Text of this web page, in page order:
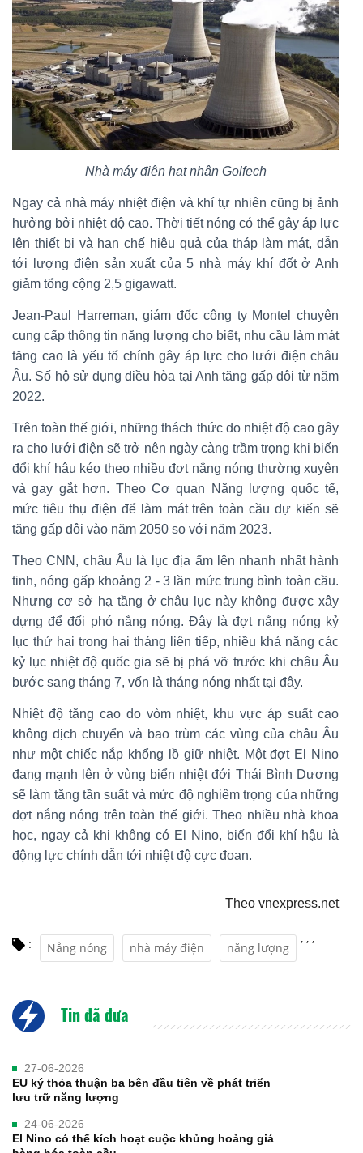
Nhà máy điện hạt nhân Golfech
Ngay cả nhà máy nhiệt điện và khí tự nhiên cũng bị ảnh
hưởng bởi nhiệt độ cao. Thời tiết nóng có thể gây áp lực
lên thiết bị và hạn chế hiệu quả của tháp làm mát, dẫn
tới lượng điện sản xuất của 5 nhà máy khí đốt ở Anh
giảm tổng cộng 2,5 gigawatt.
Jean-Paul Harreman, giám đốc công ty Montel chuyên
cung cấp thông tin năng lượng cho biết, nhu cầu làm mát
tăng cao là yếu tố chính gây áp lực cho lưới điện châu
Âu. Số hộ sử dụng điều hòa tại Anh tăng gấp đôi từ năm
2022.
Trên toàn thế giới, những thách thức do nhiệt độ cao gây
ra cho lưới điện sẽ trở nên ngày càng trầm trọng khi biến
đổi khí hậu kéo theo nhiều đợt nắng nóng thường xuyên
và gay gắt hơn. Theo Cơ quan Năng lượng quốc tế,
mức tiêu thụ điện để làm mát trên toàn cầu dự kiến sẽ
tăng gấp đôi vào năm 2050 so với năm 2023.
Theo CNN, châu Âu là lục địa ấm lên nhanh nhất hành
tinh, nóng gấp khoảng 2 - 3 lần mức trung bình toàn cầu.
Nhưng cơ sở hạ tầng ở châu lục này không được xây
dựng để đối phó nắng nóng. Đây là đợt nắng nóng kỷ
lục thứ hai trong hai tháng liên tiếp, nhiều khả năng các
kỷ lục nhiệt độ quốc gia sẽ bị phá vỡ trước khi châu Âu
bước sang tháng 7, vốn là tháng nóng nhất tại đây.
Nhiệt độ tăng cao do vòm nhiệt, khu vực áp suất cao
không dịch chuyển và bao trùm các vùng của châu Âu
như một chiếc nắp khổng lồ giữ nhiệt. Một đợt El Nino
đang mạnh lên ở vùng biển nhiệt đới Thái Bình Dương
sẽ làm tăng tần suất và mức độ nghiêm trọng của những
đợt nắng nóng trên toàn thế giới. Theo nhiều nhà khoa
học, ngay cả khi không có El Nino, biến đổi khí hậu là
động lực chính dẫn tới nhiệt độ cực đoan.
Theo vnexpress.net
: Nắng nóng
,
nhà máy điện
,
năng lượng
,
Tin đã đưa
27-06-2026
EU ký thỏa thuận ba bên đầu tiên về phát triển
lưu trữ năng lượng
24-06-2026
El Nino có thể kích hoạt cuộc khủng hoảng giá